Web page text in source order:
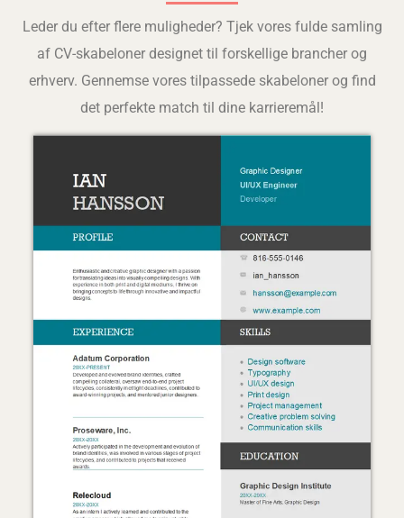
Leder du efter flere muligheder? Tjek vores fulde samling
af CV-skabeloner designet til forskellige brancher og
erhverv. Gennemse vores tilpassede skabeloner og find
det perfekte match til dine karrieremål!